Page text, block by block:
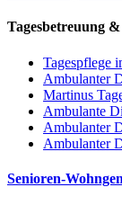
Tagesbetreuung
Tagespflege
Ambulanter
Martinus
Ambulante
Ambulanter
Ambulanter
Senioren-